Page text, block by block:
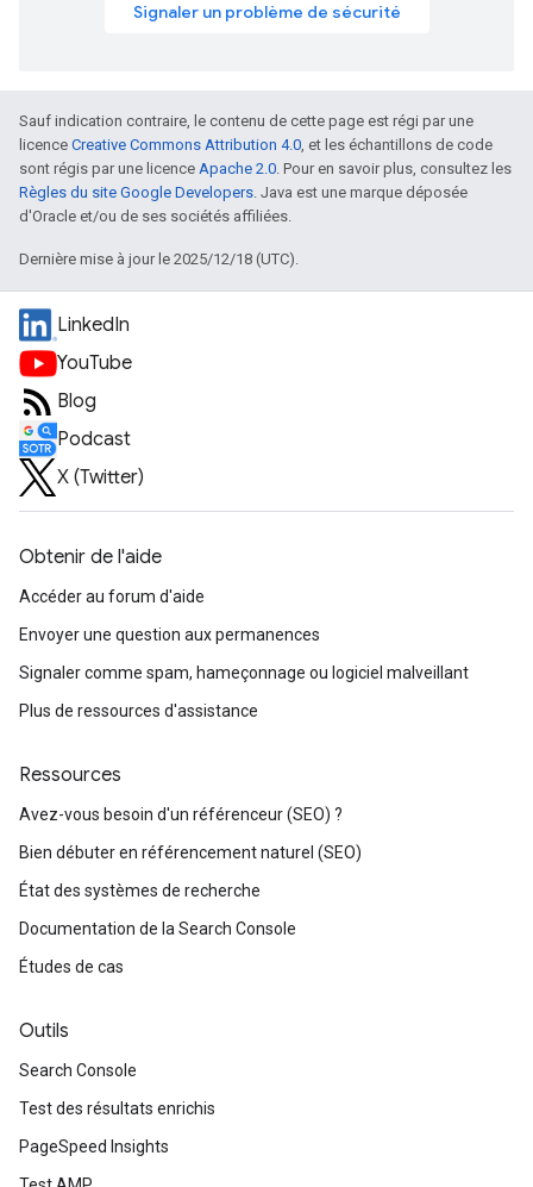
Signaler un problème de sécurité
Sauf indication contraire, le contenu de cette page est régi par une
licence Creative Commons Attribution 4.0, et les échantillons de code
sont régis par une licence Apache 2.0. Pour en savoir plus, consultez les
Règles du site Google Developers. Java est une marque déposée
d'Oracle et/ou de ses sociétés affiliées.
Dernière mise à jour le 2025/12/18 (UTC).
LinkedIn
YouTube
Blog
Podcast
X (Twitter)
Obtenir de l'aide
Accéder au forum d'aide
Envoyer une question aux permanences
Signaler comme spam, hameçonnage ou logiciel malveillant
Plus de ressources d'assistance
Ressources
Avez-vous besoin d'un référenceur (SEO) ?
Bien débuter en référencement naturel (SEO)
État des systèmes de recherche
Documentation de la Search Console
Études de cas
Outils
Search Console
Test des résultats enrichis
PageSpeed Insights